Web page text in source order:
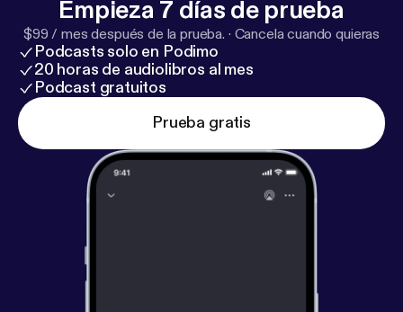
Empieza 7 días de prueba
$99 / mes después de la prueba. · Cancela cuando quieras
Podcasts solo en Podimo
20 horas de audiolibros al mes
Podcast gratuitos
Prueba gratis